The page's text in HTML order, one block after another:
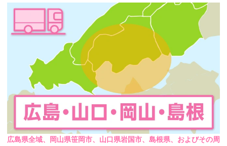
広島県全域、岡山県笹岡市、山口県岩国市、島根県、およびその周